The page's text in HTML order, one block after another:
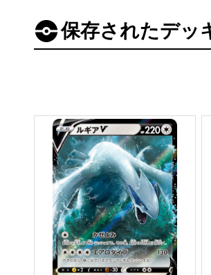
保存されたデッ